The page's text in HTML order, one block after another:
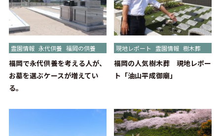
霊園情報 永代供養 福岡の供養
福岡で永代供養を考える人が、
お墓を選ぶケースが増えてい
る。
現地レポート 霊園情報 樹木葬
福岡の人気樹木葬 現地レポー
ト「油山平成御廟」